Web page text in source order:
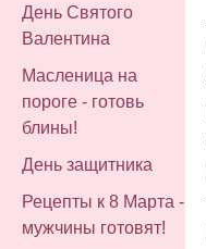
День Святого
Валентина
Масленица на
пороге - готовь
блины!
День защитника
Рецепты к 8 Марта -
мужчины готовят!